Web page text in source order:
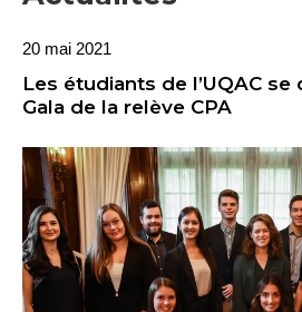
20 mai 2021
Les étudiants de l’UQAC
Gala de la relève CPA